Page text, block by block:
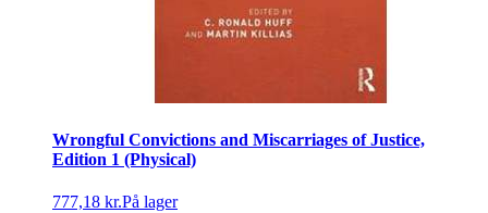
Wrongful Convictions and Miscarriages of Justice,
Edition 1 (Physical)
777,18 kr.På lager